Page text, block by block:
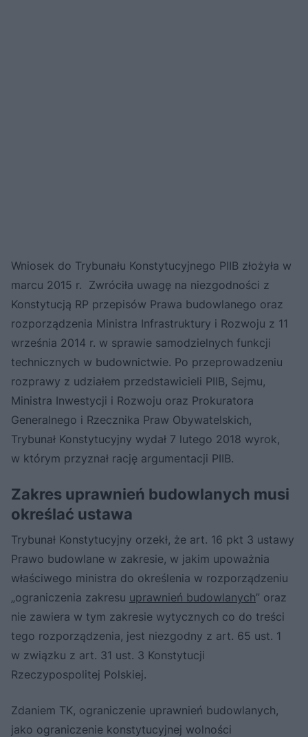
Wniosek do Trybunału Konstytucyjnego PIIB złożyła w
marcu 2015 r. Zwróciła uwagę na niezgodności z
Konstytucją RP przepisów Prawa budowlanego oraz
rozporządzenia Ministra Infrastruktury i Rozwoju z 11
września 2014 r. w sprawie samodzielnych funkcji
technicznych w budownictwie. Po przeprowadzeniu
rozprawy z udziałem przedstawicieli PIIB, Sejmu,
Ministra Inwestycji i Rozwoju oraz Prokuratora
Generalnego i Rzecznika Praw Obywatelskich,
Trybunał Konstytucyjny wydał 7 lutego 2018 wyrok,
w którym przyznał rację argumentacji PIIB.
Zakres uprawnień budowlanych musi
określać ustawa
Trybunał Konstytucyjny orzekł, że art. 16 pkt 3 ustawy
Prawo budowlane w zakresie, w jakim upoważnia
właściwego ministra do określenia w rozporządzeniu
„ograniczenia zakresu uprawnień budowlanych” oraz
nie zawiera w tym zakresie wytycznych co do treści
tego rozporządzenia, jest niezgodny z art. 65 ust. 1
w związku z art. 31 ust. 3 Konstytucji
Rzeczypospolitej Polskiej.
Zdaniem TK, ograniczenie uprawnień budowlanych,
jako ograniczenie konstytucyjnej wolności